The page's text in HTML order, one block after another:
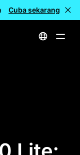
🎉 Model baharu
Cuba sekarang
| Tapak Rasmi